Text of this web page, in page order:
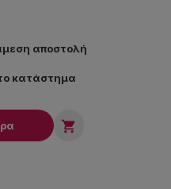
αποστολή
κατάστημα
